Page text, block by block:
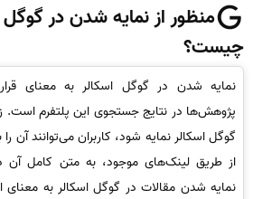
منظور از نمایه شدن در گوگل
چیست؟
نمایه شدن در گوگل اسکالر به معنای
پژوهش‌ها در نتایج جستجوی این پلتفرم است.
گوگل اسکالر نمایه شود، کاربران می‌توانند آن
از طریق لینک‌های موجود، به متن کامل آن
نمایه شدن مقالات در گوگل اسکالر به